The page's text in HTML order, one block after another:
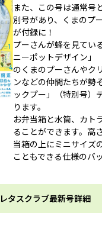
また、この号は通常号
別号があり、くまのプ
が付録に！
プーさんが蜂を見てい
ニーポットデザイン」
のくまのプーさんやク
ンなどの仲間たちが勢
ックプー」（特別号）
ります。
お弁当箱と水筒、カト
ることができます。高
当箱の上にミニサイズ
こともできる仕様のバ
レタスクラブ最新号詳細